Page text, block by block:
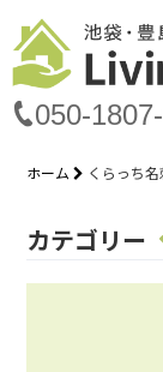
050-
ホーム くらっち
カテゴリー